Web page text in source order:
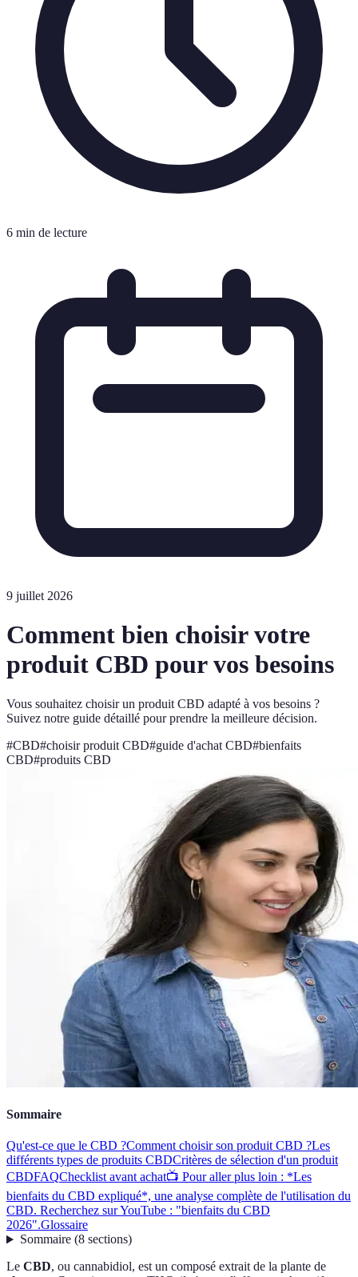
6 min de lecture
9 juillet 2026
Comment bien choisir votre
produit CBD pour vos besoins
Vous souhaitez choisir un produit CBD adapté à vos besoins ?
Suivez notre guide détaillé pour prendre la meilleure décision.
#CBD#choisir produit CBD#guide d'achat CBD#bienfaits
CBD#produits CBD
Sommaire
Qu'est-ce que le CBD ?Comment choisir son produit CBD ?Les
différents types de produits CBDCritères de sélection d'un produit
CBDFAQChecklist avant achat📺 Pour aller plus loin : *Les
bienfaits du CBD expliqué*, une analyse complète de l'utilisation du
CBD. Recherchez sur YouTube : "bienfaits du CBD
2026".Glossaire
Sommaire(8 sections)
Le CBD, ou cannabidiol, est un composé extrait de la plante de